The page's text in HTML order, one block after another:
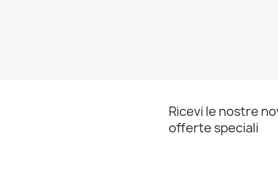
Ricevi le nostre
offerte speciali